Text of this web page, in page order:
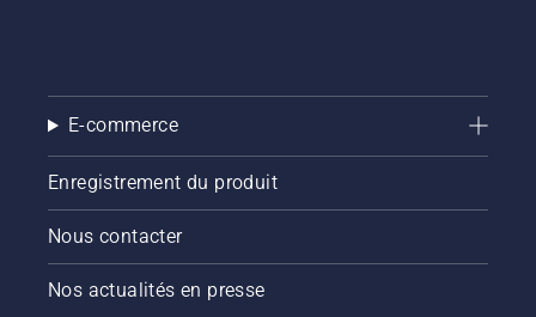
E-commerce
Enregistrement du produit
Nous contacter
Nos actualités en presse